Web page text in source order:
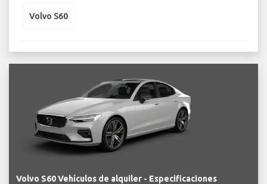
Volvo S60
Volvo S60 Vehículos de alquiler - Especificaciones